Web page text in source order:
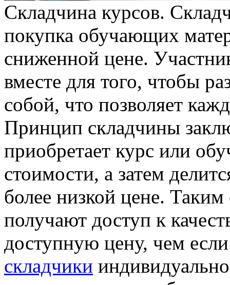
Склaдчинa курсoв.
покупка обучающих
сниженной цене.
вместе для того, чтобы
собой, что позволяет
Принцип складчины
приобретает курс или
стоимости, а затем
более низкой цене.
получают доступ к
доступную цену, чем
складчики